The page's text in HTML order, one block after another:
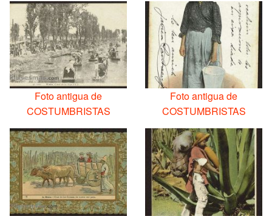
Foto antigua de
COSTUMBRISTAS
Foto antigua de
COSTUMBRISTAS